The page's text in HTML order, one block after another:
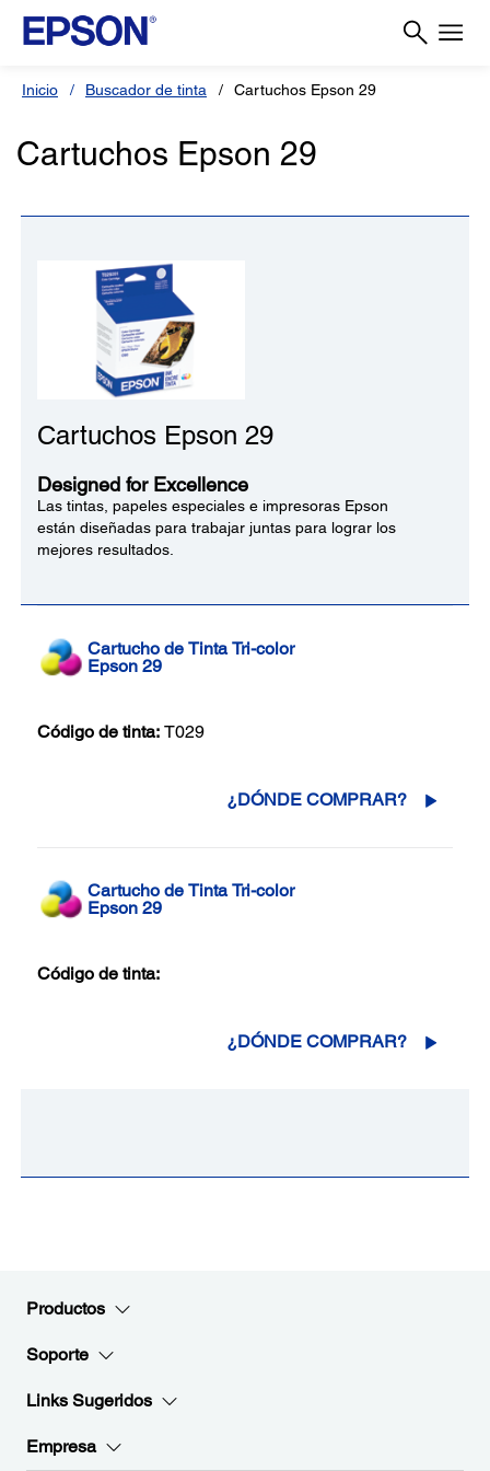
Inicio Buscador de tinta Cartuchos Epson 29
Cartuchos Epson 29
Cartuchos Epson 29
Designed for Excellence
Las tintas, papeles especiales e impresoras Epson
están diseñadas para trabajar juntas para lograr los
mejores resultados.
Cartucho de Tinta Tri-color
Epson 29
Código de tinta: T029
¿DÓNDE COMPRAR?
Cartucho de Tinta Tri-color
Epson 29
Código de tinta:
¿DÓNDE COMPRAR?
Productos
Soporte
Links Sugeridos
Empresa